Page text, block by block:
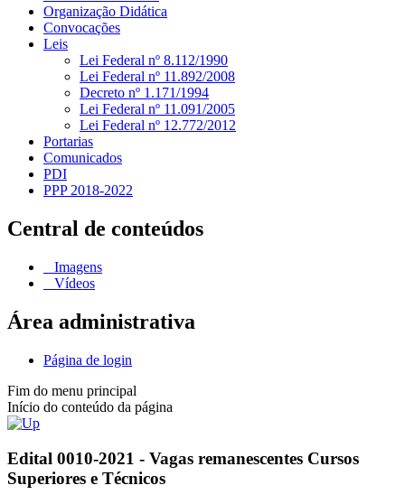
Organização Didática
Convocações
Leis
Lei Federal nº 8.112/1990
Lei Federal nº 11.892/2008
Decreto nº 1.171/1994
Lei Federal nº 11.091/2005
Lei Federal nº 12.772/2012
Portarias
Comunicados
PDI
PPP 2018-2022
Central de conteúdos
Imagens
Vídeos
Área administrativa
Página de login
Fim do menu principal
Início do conteúdo da página
Edital 0010-2021 - Vagas remanescentes Cursos
Superiores e Técnicos